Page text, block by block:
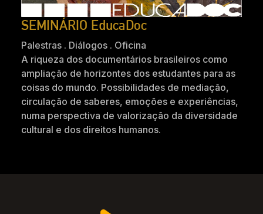
SEMINÁRIO EducaDoc
Palestras . Diálogos . Oficina
A riqueza dos documentários brasileiros como
ampliação de horizontes dos estudantes para as
coisas do mundo. Possibilidades de mediação,
circulação de saberes, emoções e experiências,
numa perspectiva de valorização da diversidade
cultural e dos direitos humanos.